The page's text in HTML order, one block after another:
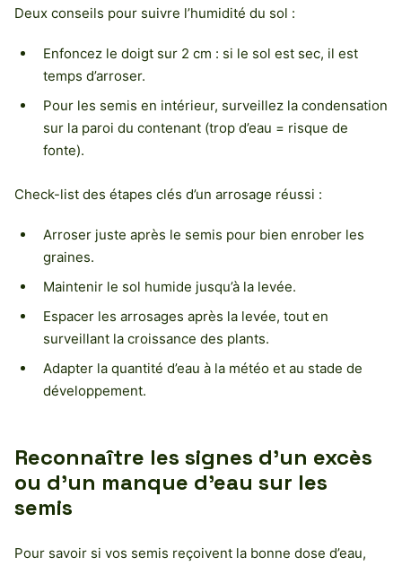
Deux conseils pour suivre l’humidité du sol :
Enfoncez le doigt sur 2 cm : si le sol est sec, il est
temps d’arroser.
Pour les semis en intérieur, surveillez la condensation
sur la paroi du contenant (trop d’eau = risque de
fonte).
Check-list des étapes clés d’un arrosage réussi :
Arroser juste après le semis pour bien enrober les
graines.
Maintenir le sol humide jusqu’à la levée.
Espacer les arrosages après la levée, tout en
surveillant la croissance des plants.
Adapter la quantité d’eau à la météo et au stade de
développement.
Reconnaître les signes d’un excès
ou d’un manque d’eau sur les
semis
Pour savoir si vos semis reçoivent la bonne dose d’eau,